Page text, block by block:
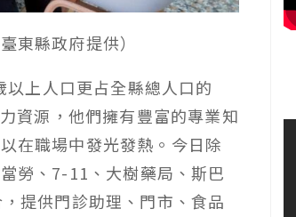
東縣政府提供）
上人口更占全縣總人口的
資源，他們擁有豐富的專業知
在職場中發光發熱。今日除
勞、7-11、大樹藥局、斯巴
提供門診助理、門市、食品